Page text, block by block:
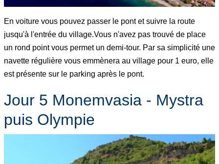
En voiture vous pouvez passer le pont et suivre la route
jusqu'à l'entrée du village.Vous n'avez pas trouvé de place
un rond point vous permet un demi-tour. Par sa simplicité une
navette régulière vous emmènera au village pour 1 euro, elle
est présente sur le parking après le pont.
Jour 5 Monemvasia - Mystra
puis Olympie